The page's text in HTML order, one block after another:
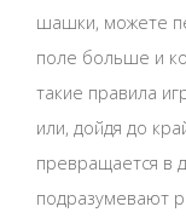
шашки, можете
поле больше и
такие правила
или, дойдя до
превращается в
подразумевают